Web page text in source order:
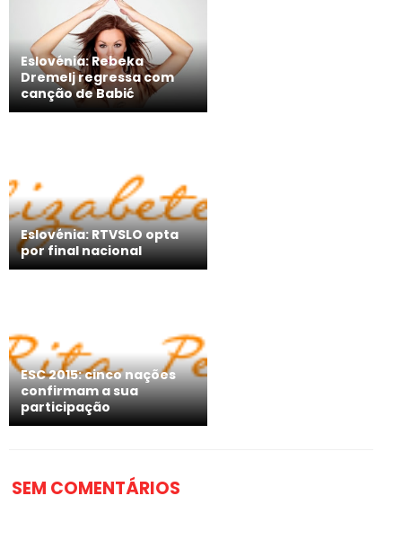
Eslovénia: Rebeka
Dremelj regressa com
canção de Babić
Eslovénia: RTVSLO opta
por final nacional
ESC 2015: cinco nações
confirmam a sua
participação
SEM COMENTÁRIOS